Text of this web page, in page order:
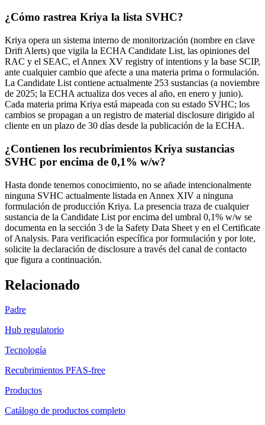
¿Cómo rastrea Kriya la lista SVHC?
Kriya opera un sistema interno de monitorización (nombre en clave
Drift Alerts) que vigila la ECHA Candidate List, las opiniones del
RAC y el SEAC, el Annex XV registry of intentions y la base SCIP,
ante cualquier cambio que afecte a una materia prima o formulación.
La Candidate List contiene actualmente 253 sustancias (a noviembre
de 2025; la ECHA actualiza dos veces al año, en enero y junio).
Cada materia prima Kriya está mapeada con su estado SVHC; los
cambios se propagan a un registro de material disclosure dirigido al
cliente en un plazo de 30 días desde la publicación de la ECHA.
¿Contienen los recubrimientos Kriya sustancias
SVHC por encima de 0,1% w/w?
Hasta donde tenemos conocimiento, no se añade intencionalmente
ninguna SVHC actualmente listada en Annex XIV a ninguna
formulación de producción Kriya. La presencia traza de cualquier
sustancia de la Candidate List por encima del umbral 0,1% w/w se
documenta en la sección 3 de la Safety Data Sheet y en el Certificate
of Analysis. Para verificación específica por formulación y por lote,
solicite la declaración de disclosure a través del canal de contacto
que figura a continuación.
Relacionado
Padre
Hub regulatorio
Tecnología
Recubrimientos PFAS-free
Productos
Catálogo de productos completo